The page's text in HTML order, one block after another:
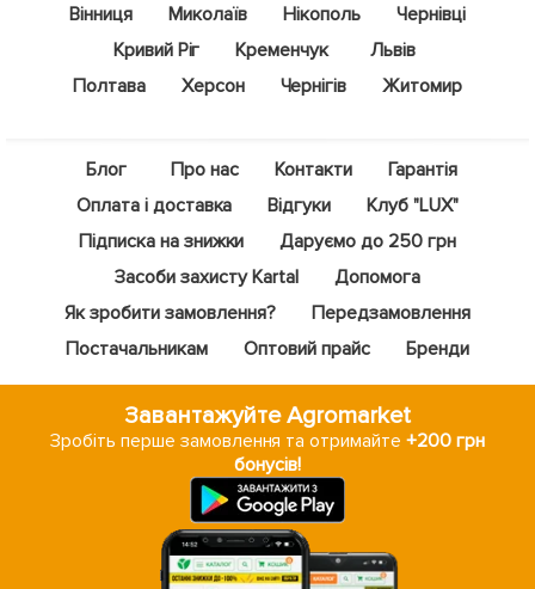
Вінниця
Миколаїв Нікополь
Чернівці
Кривий Ріг
Кременчук
Львів
Полтава
Херсон Чернігів Житомир
Блог Про нас Контакти
Гарантія
Оплата і доставка
Відгуки
Клуб "LUX"
Підписка на знижки
Даруємо до 250 грн
Засоби захисту Kartal
Допомога
Як зробити замовлення?
Передзамовлення
Постачальникам
Оптовий прайс Бренди
Завантажуйте Agromarket
Зробіть перше замовлення та отримайте+200 грн
бонусів!